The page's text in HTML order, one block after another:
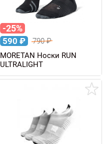
-25%
590 ₽ 790₽
MORETAN Носки RUN
ULTRALIGHT